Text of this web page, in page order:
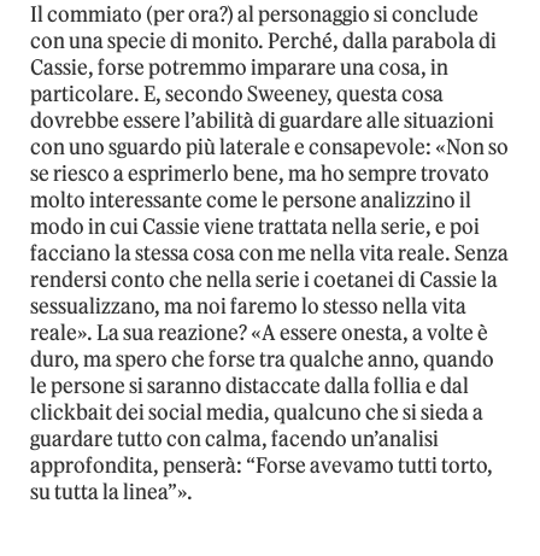
Il commiato (per ora?) al personaggio si conclude
con una specie di monito. Perché, dalla parabola di
Cassie, forse potremmo imparare una cosa, in
particolare. E, secondo Sweeney, questa cosa
dovrebbe essere l’abilità di guardare alle situazioni
con uno sguardo più laterale e consapevole: «Non so
se riesco a esprimerlo bene, ma ho sempre trovato
molto interessante come le persone analizzino il
modo in cui Cassie viene trattata nella serie, e poi
facciano la stessa cosa con me nella vita reale. Senza
rendersi conto che nella serie i coetanei di Cassie la
sessualizzano, ma noi faremo lo stesso nella vita
reale». La sua reazione? «A essere onesta, a volte è
duro, ma spero che forse tra qualche anno, quando
le persone si saranno distaccate dalla follia e dal
clickbait dei social media, qualcuno che si sieda a
guardare tutto con calma, facendo un’analisi
approfondita, penserà: “Forse avevamo tutti torto,
su tutta la linea”».